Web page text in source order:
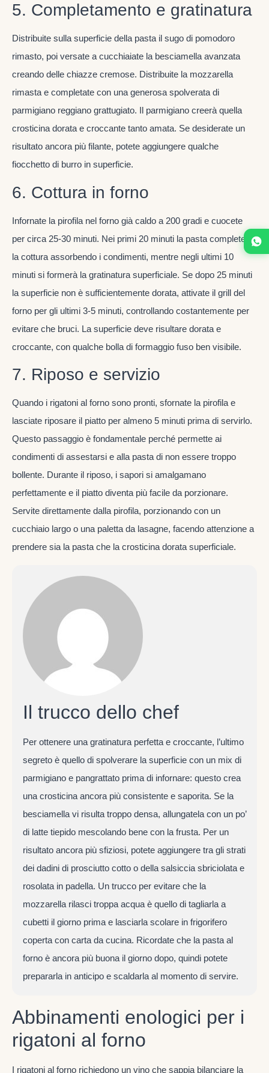
5. Completamento e gratinatura
Distribuite sulla superficie della pasta il sugo di pomodoro
rimasto, poi versate a cucchiaiate la besciamella avanzata
creando delle chiazze cremose. Distribuite la mozzarella
rimasta e completate con una generosa spolverata di
parmigiano reggiano grattugiato. Il parmigiano creerà quella
crosticina dorata e croccante tanto amata. Se desiderate un
risultato ancora più filante, potete aggiungere qualche
fiocchetto di burro in superficie.
6. Cottura in forno
Infornate la pirofila nel forno già caldo a 200 gradi e cuocete
per circa 25-30 minuti. Nei primi 20 minuti la pasta completerà
la cottura assorbendo i condimenti, mentre negli ultimi 10
minuti si formerà la gratinatura superficiale. Se dopo 25 minuti
la superficie non è sufficientemente dorata, attivate il grill del
forno per gli ultimi 3-5 minuti, controllando costantemente per
evitare che bruci. La superficie deve risultare dorata e
croccante, con qualche bolla di formaggio fuso ben visibile.
7. Riposo e servizio
Quando i rigatoni al forno sono pronti, sfornate la pirofila e
lasciate riposare il piatto per almeno 5 minuti prima di servirlo.
Questo passaggio è fondamentale perché permette ai
condimenti di assestarsi e alla pasta di non essere troppo
bollente. Durante il riposo, i sapori si amalgamano
perfettamente e il piatto diventa più facile da porzionare.
Servite direttamente dalla pirofila, porzionando con un
cucchiaio largo o una paletta da lasagne, facendo attenzione a
prendere sia la pasta che la crosticina dorata superficiale.
Il trucco dello chef
Per ottenere una gratinatura perfetta e croccante, l’ultimo
segreto è quello di spolverare la superficie con un mix di
parmigiano e pangrattato prima di infornare: questo crea
una crosticina ancora più consistente e saporita. Se la
besciamella vi risulta troppo densa, allungatela con un po’
di latte tiepido mescolando bene con la frusta. Per un
risultato ancora più sfiziosi, potete aggiungere tra gli strati
dei dadini di prosciutto cotto o della salsiccia sbriciolata e
rosolata in padella. Un trucco per evitare che la
mozzarella rilasci troppa acqua è quello di tagliarla a
cubetti il giorno prima e lasciarla scolare in frigorifero
coperta con carta da cucina. Ricordate che la pasta al
forno è ancora più buona il giorno dopo, quindi potete
prepararla in anticipo e scaldarla al momento di servire.
Abbinamenti enologici per i
rigatoni al forno
I rigatoni al forno richiedono un vino che sappia bilanciare la